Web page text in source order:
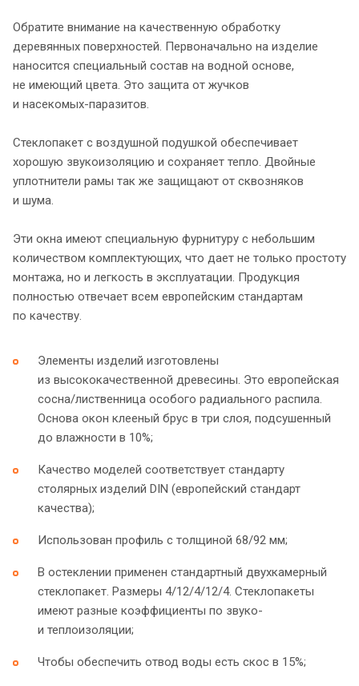
Обратите внимание на качественную обработку
деревянных поверхностей. Первоначально на изделие
наносится специальный состав на водной основе,
не имеющий цвета. Это защита от жучков
и насекомых-паразитов.
Стеклопакет с воздушной подушкой обеспечивает
хорошую звукоизоляцию и сохраняет тепло. Двойные
уплотнители рамы так же защищают от сквозняков
и шума.
Эти окна имеют специальную фурнитуру с небольшим
количеством комплектующих, что дает не только простоту
монтажа, но и легкость в эксплуатации. Продукция
полностью отвечает всем европейским стандартам
по качеству.
Элементы изделий изготовлены
из высококачественной древесины. Это европейская
сосна/лиственница особого радиального распила.
Основа окон клееный брус в три слоя, подсушенный
до влажности в 10%;
Качество моделей соответствует стандарту
столярных изделий DIN (европейский стандарт
качества);
Использован профиль с толщиной 68/92 мм;
В остеклении применен стандартный двухкамерный
стеклопакет. Размеры 4/12/4/12/4. Стеклопакеты
имеют разные коэффициенты по звуко-
и теплоизоляции;
Чтобы обеспечить отвод воды есть скос в 15%;